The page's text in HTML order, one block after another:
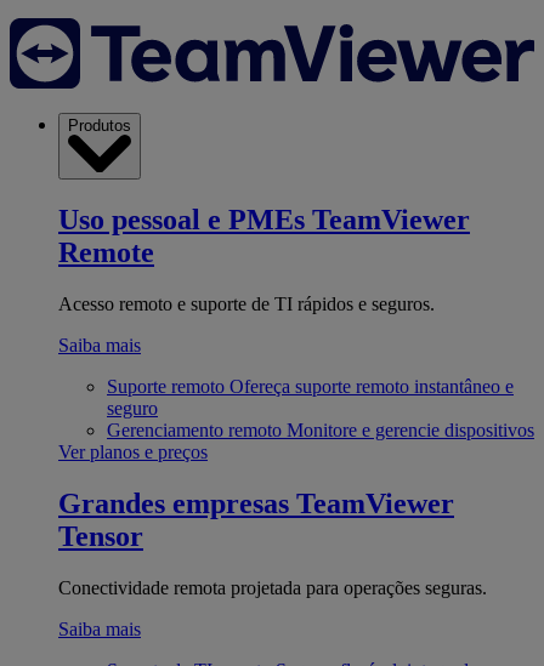
Produtos
Uso pessoal e PMEs TeamViewer
Remote
Acesso remoto e suporte de TI rápidos e seguros.
Saiba mais
Suporte remoto Ofereça suporte remoto instantâneo e
seguro
Gerenciamento remoto Monitore e gerencie dispositivos
Ver planos e preços
Grandes empresas TeamViewer
Tensor
Conectividade remota projetada para operações seguras.
Saiba mais